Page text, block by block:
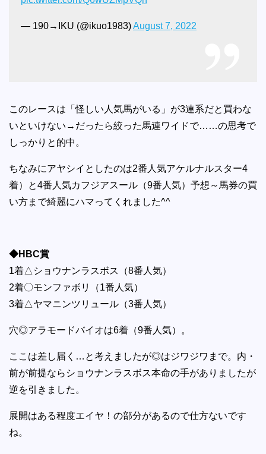
— 190→IKU (@ikuo1983)August 7, 2022
このレースは「怪しい人気馬がいる」が3連系だと買わな
いといけない→だったら絞った馬連ワイドで……の思考で
しっかりと的中。
ちなみにアヤシイとしたのは2番人気アケルナルスター4
着）と4番人気カフジアスール（9番人気）予想～馬券の買
い方まで綺麗にハマってくれました^^
◆HBC賞
1着△ショウナンラスボス（8番人気）
2着〇モンファボリ（1番人気）
3着△ヤマニンツリュール（3番人気）
穴◎アラモードバイオは6着（9番人気）。
ここは差し届く…と考えましたが◎はジワジワまで。内・
前が前提ならショウナンラスボス本命の手がありましたが
逆を引きました。
展開はある程度エイヤ！の部分があるので仕方ないです
ね。